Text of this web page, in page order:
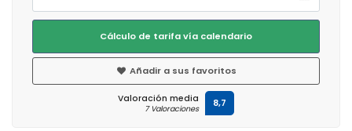
Cálculo de tarifa vía calendario
Añadir a sus favoritos
Valoración media
7 Valoraciones 8,7